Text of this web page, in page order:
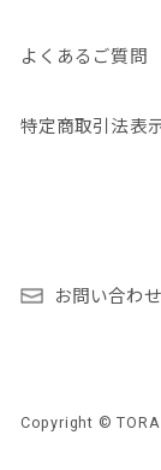
よくあるご質問
特定商取引法表
お問い合わ
Copyright ©